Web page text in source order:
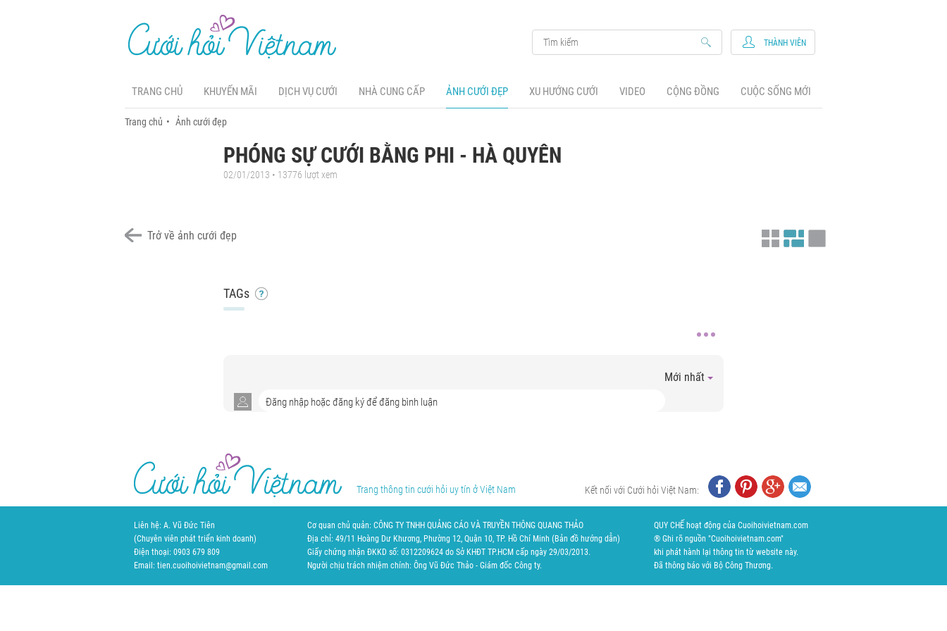
TRANG CHỦ KHUYẾN MÃI DỊCH VỤ CƯỚI NHÀ CUNG CẤP ẢNH CƯỚI ĐẸP XU HƯỚNG CƯỚI VIDEO CỘNG ĐỒNG CUỘC SỐNG MỚI
THÀNH VIÊN
Trang chủ Ảnh cưới đẹp
PHÓNG SỰ CƯỚI BẰNG PHI - HÀ QUYÊN
02/01/2013 • 13776 lượt xem
Trở về ảnh cưới đẹp
TAGs
Mới nhất
Trang thông tin cưới hỏi uy tín ở Việt Nam Kết nối với Cưới hỏi Việt Nam:
Liên hệ: A. Vũ Đức Tiên
(Chuyên viên phát triển kinh doanh)
Điện thoại: 0903 679 809
Email: tien.cuoihoivietnam@gmail.com
Cơ quan chủ quản: CÔNG TY TNHH QUẢNG CÁO VÀ TRUYỀN THÔNG QUANG THẢO
Địa chỉ: 49/11 Hoàng Dư Khương, Phường 12, Quận 10, TP. Hồ Chí Minh ( Bản đồ hướng dẫn)
Giấy chứng nhận ĐKKD số: 0312209624 do Sở KHĐT TP.HCM cấp ngày 29/03/2013.
Người chịu trách nhiệm chính: Ông Vũ Đức Thảo - Giám đốc Công ty.
QUY CHẾ hoạt động của Cuoihoivietnam.com
® Ghi rõ nguồn "Cuoihoivietnam.com"
khi phát hành lại thông tin từ website này.
Đã thông báo với Bộ Công Thương.